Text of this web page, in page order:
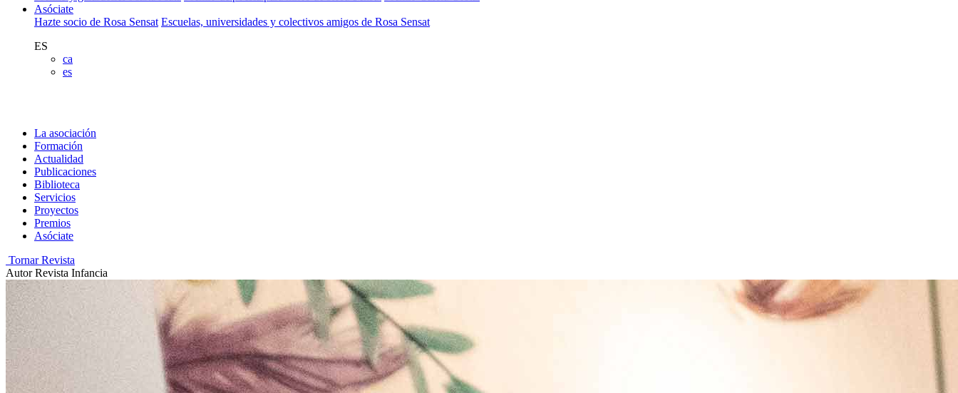
Asóciate
Hazte socio de Rosa Sensat Escuelas, universidades y colectivos amigos de Rosa Sensat
ES
ca
es
La asociación
Formación
Actualidad
Publicaciones
Biblioteca
Servicios
Proyectos
Premios
Asóciate
Tornar Revista
Autor Revista Infancia